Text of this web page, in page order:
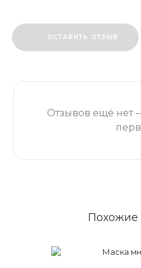
ОСТАВИТЬ ОТЗЫВ
Отзывов ещё нет
Похожие
Маска